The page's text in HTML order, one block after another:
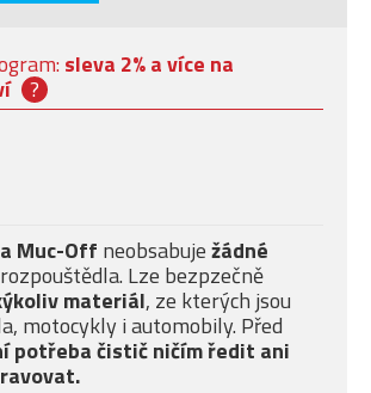
sleva 2% a více na
?
Muc-Off neobsabuježádné
Lze bezpzečně
materiál, ze kterých jsou
motocykly i automobily. Před
potřeba čistič ničím ředit ani